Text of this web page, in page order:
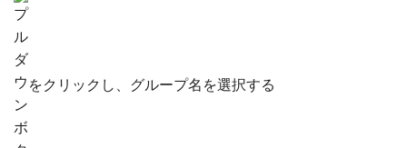
をクリックし、グループ名を選択する